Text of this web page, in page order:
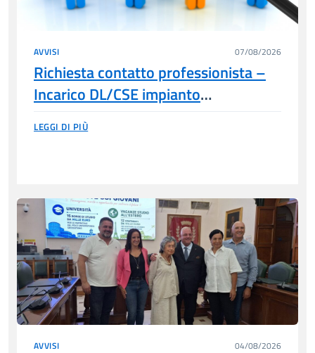
AVVISI 07/08/2026
Richiesta contatto professionista –
Incarico DL/CSE impianto
fotovoltaico (potenza 8.910 kWn /
9,17 MWp)
LEGGI DI PIÙ
AVVISI 04/08/2026